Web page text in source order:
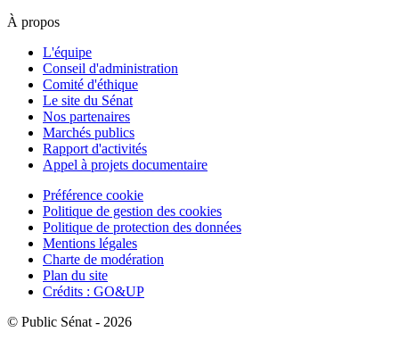
À propos
L'équipe
Conseil d'administration
Comité d'éthique
Le site du Sénat
Nos partenaires
Marchés publics
Rapport d'activités
Appel à projets documentaire
Préférence cookie
Politique de gestion des cookies
Politique de protection des données
Mentions légales
Charte de modération
Plan du site
Crédits : GO&UP
© Public Sénat - 2026